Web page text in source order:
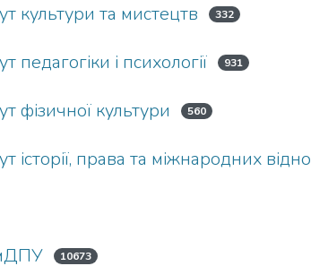
культури та мистецтв 332
і психології 931
фізичної культури 560
історії, права та міжнародних
10673